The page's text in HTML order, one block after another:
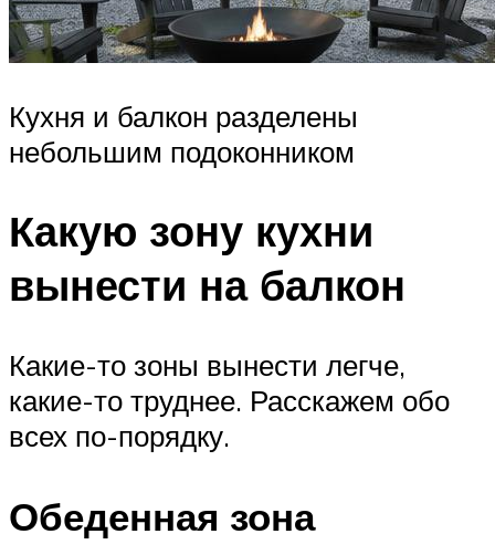
Кухня и балкон разделены
небольшим подоконником
Какую зону кухни
вынести на балкон
Какие-то зоны вынести легче,
какие-то труднее. Расскажем обо
всех по-порядку.
Обеденная зона